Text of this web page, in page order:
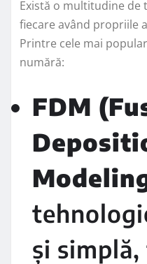
Există o multitudine de
fiecare având propriile
Printre cele mai
numără:
FDM
și